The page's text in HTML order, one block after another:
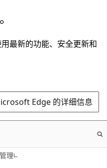
最新的功能、安全更新和
Edge 的详细信息
理